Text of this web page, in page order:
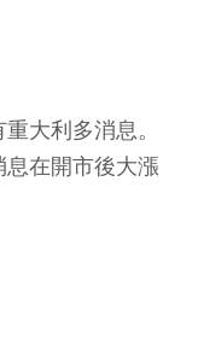
大利多消息。
在開市後大漲